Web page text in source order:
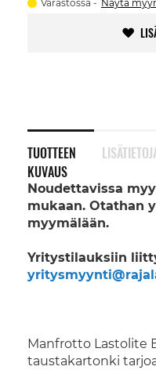
Varastossa Näytä
TUOTTEEN
KUVAUS
Noudettavissa
mukaan. Otathan
myymälään.
Yritystilauksiin
Manfrotto Lastolite
taustakartonki